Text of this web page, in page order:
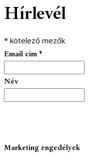
Hírlevél
* kötelező mezők
Email cím *
Név
Marketing engedélyek